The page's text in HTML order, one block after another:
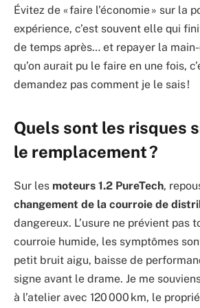
Évitez de « faire l’économie » sur la
expérience, c’est souvent elle qui
de temps après… et repayer la
qu’on aurait pu le faire en une fois,
demandez pas comment je le sais !
Quels sont les risques
le remplacement ?
Sur les moteurs 1.2 PureTech,
changement de la courroie de
dangereux. L’usure ne prévient pas
courroie humide, les symptômes
petit bruit aigu, baisse de
signe avant le drame. Je me
à l’atelier avec 120 000 km, le